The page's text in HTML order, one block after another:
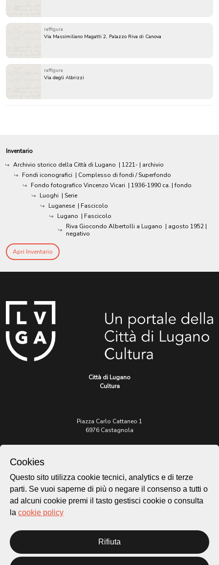
raffigura
Via Massimiliano Magatti 2, Palazzo Riva di Canova
raffigura
Via degli Albrizzi
Inventario
Archivio storico della Città di Lugano | 1221- | archivio
Fondi iconografici | Complesso di fondi / Superfondo
Fondo fotografico Vincenzo Vicari | 1936-1990 ca. | fondo
Luoghi | Serie
Luganese | Fascicolo
Lugano | Fascicolo
Riva Giocondo Albertolli a Lugano | agosto 1952 |
negativo
Apri Inventario
Città di Lugano
Cultura
Piazza Carlo Cattaneo 1
6976 Castagnola
patrimonio@lugano.ch
t. +41 58 866 68 50
Sito istituzionale:
Privacy Policy
Credits
Cookies
Questo sito utilizza cookie tecnici, analytics e di terze
parti. Se vuoi saperne di più o negare il consenso a tutti o
ad alcuni cookie premi il tasto gestisci cookie o consulta
la cookie policy
Rifiuta